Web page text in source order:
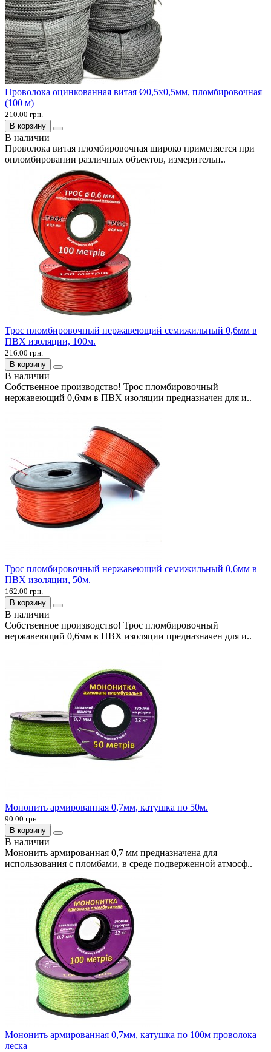
Проволока оцинкованная витая Ø0,5х0,5мм, пломбировочная
(100 м)
210.00 грн.
В корзину
В наличии
Проволока витая пломбировочная широко применяется при
опломбировании различных объектов, измерительн..
Трос пломбировочный нержавеющий семижильный 0,6мм в
ПВХ изоляции, 100м.
216.00 грн.
В корзину
В наличии
Собственное производство! Трос пломбировочный
нержавеющий 0,6мм в ПВХ изоляции предназначен для и..
Трос пломбировочный нержавеющий семижильный 0,6мм в
ПВХ изоляции, 50м.
162.00 грн.
В корзину
В наличии
Собственное производство! Трос пломбировочный
нержавеющий 0,6мм в ПВХ изоляции предназначен для и..
Мононить армированная 0,7мм, катушка по 50м.
90.00 грн.
В корзину
В наличии
Мононить армированная 0,7 мм предназначена для
использования с пломбами, в среде подверженной атмосф..
Мононить армированная 0,7мм, катушка по 100м проволока
леска